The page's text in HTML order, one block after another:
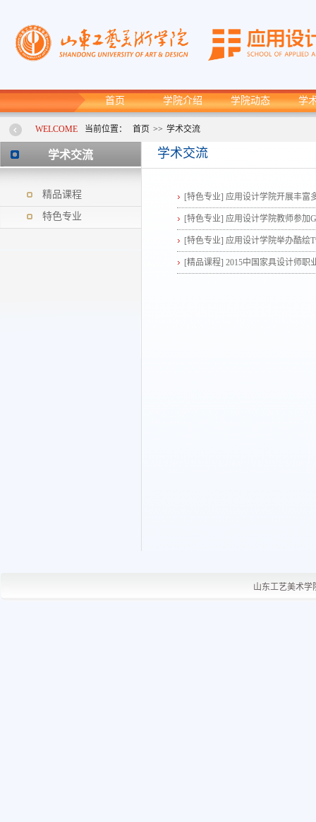
首页 学院介绍 学院动态 学
WELCOME 当前位置： 首页 >> 学术交流
学术交流
精品课程
特色专业
学术交流
[特色专业] 应用设计学院开展丰富
[特色专业] 应用设计学院教师参加
[特色专业] 应用设计学院举办酷绘
[精品课程] 2015中国家具设计师职
山东工艺美术